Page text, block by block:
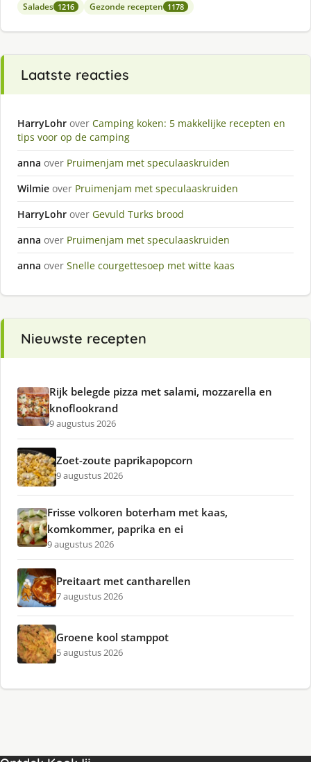
Salades 1216 Gezonde recepten 1178
Laatste reacties
HarryLohr over Camping koken: 5 makkelijke recepten en
tips voor op de camping
anna over Pruimenjam met speculaaskruiden
Wilmie over Pruimenjam met speculaaskruiden
HarryLohr over Gevuld Turks brood
anna over Pruimenjam met speculaaskruiden
anna over Snelle courgettesoep met witte kaas
Nieuwste recepten
Rijk belegde pizza met salami, mozzarella en
knoflookrand
9 augustus 2026
Zoet-zoute paprikapopcorn
9 augustus 2026
Frisse volkoren boterham met kaas,
komkommer, paprika en ei
9 augustus 2026
Preitaart met cantharellen
7 augustus 2026
Groene kool stamppot
5 augustus 2026